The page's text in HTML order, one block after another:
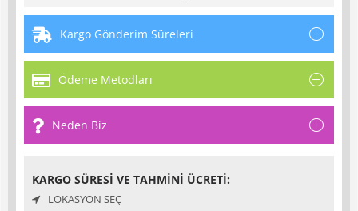
Kargo Gönderim Süreleri
Ödeme Metodları
Neden Biz
KARGO SÜRESI VE TAHMINI ÜCRETI:
LOKASYON SEÇ